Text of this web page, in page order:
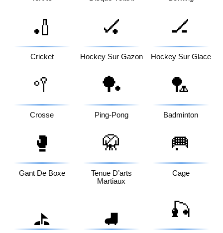
🏏
Cricket
🏑
Hockey Sur Gazon
🏒
Hockey Sur Glace
🥍
Crosse
🏓
Ping-Pong
🏸
Badminton
🥊
Gant De Boxe
🥋
Tenue D’arts
Martiaux
🥅
Cage
⛳ ⛸️ 🎣